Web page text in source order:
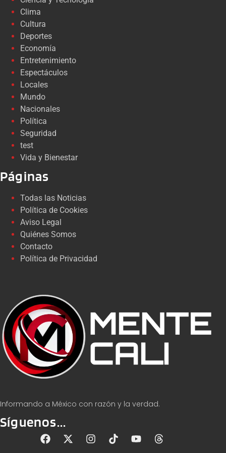
Informando a México con razón y la verdad.
Síguenos...
Clima
Cultura
Deportes
Economía
Entretenimiento
Espectáculos
Locales
Mundo
Nacionales
Política
Seguridad
test
Vida y Bienestar
Páginas
Todas las Noticias
Política de Cookies
Aviso Legal
Quiénes Somos
Contacto
Política de Privacidad